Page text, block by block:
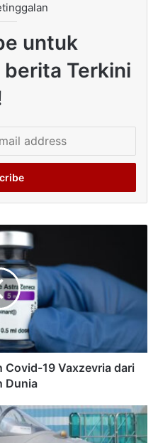
untuk
Terkini
Covid-19 Vaxzevria dari
Dunia